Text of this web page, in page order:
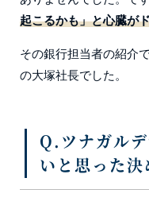
起こるかも」と心臓が
その銀行担当者の紹介
の大塚社長でした。
Q.ツナガル
いと思った決